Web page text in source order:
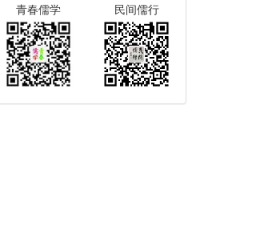
青春儒学 民间儒行